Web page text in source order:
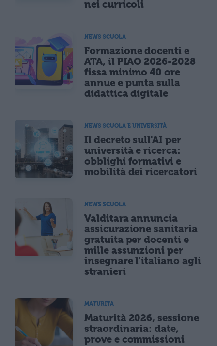
nei curricoli
NEWS SCUOLA
Formazione docenti e
ATA, il PIAO 2026-2028
fissa minimo 40 ore
annue e punta sulla
didattica digitale
NEWS SCUOLA E UNIVERSITÀ
Il decreto sull'AI per
università e ricerca:
obblighi formativi e
mobilità dei ricercatori
NEWS SCUOLA
Valditara annuncia
assicurazione sanitaria
gratuita per docenti e
mille assunzioni per
insegnare l'italiano agli
stranieri
MATURITÀ
Maturità 2026, sessione
straordinaria: date,
prove e commissioni